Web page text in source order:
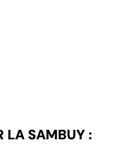
LA SAMBUY :